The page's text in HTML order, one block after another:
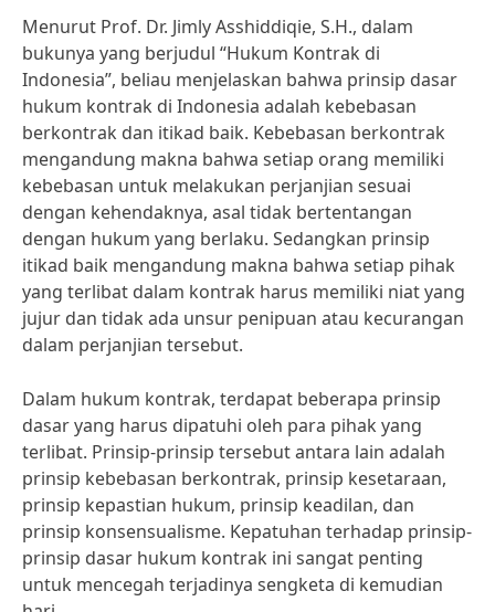
Menurut Prof. Dr. Jimly Asshiddiqie, S.H., dalam
bukunya yang berjudul “Hukum Kontrak di
Indonesia”, beliau menjelaskan bahwa prinsip dasar
hukum kontrak di Indonesia adalah kebebasan
berkontrak dan itikad baik. Kebebasan berkontrak
mengandung makna bahwa setiap orang memiliki
kebebasan untuk melakukan perjanjian sesuai
dengan kehendaknya, asal tidak bertentangan
dengan hukum yang berlaku. Sedangkan prinsip
itikad baik mengandung makna bahwa setiap pihak
yang terlibat dalam kontrak harus memiliki niat yang
jujur dan tidak ada unsur penipuan atau kecurangan
dalam perjanjian tersebut.
Dalam hukum kontrak, terdapat beberapa prinsip
dasar yang harus dipatuhi oleh para pihak yang
terlibat. Prinsip-prinsip tersebut antara lain adalah
prinsip kebebasan berkontrak, prinsip kesetaraan,
prinsip kepastian hukum, prinsip keadilan, dan
prinsip konsensualisme. Kepatuhan terhadap prinsip-
prinsip dasar hukum kontrak ini sangat penting
untuk mencegah terjadinya sengketa di kemudian